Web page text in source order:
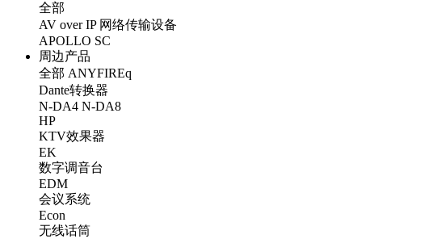
全部
AV over IP 网络传输设备
APOLLO SC
周边产品
全部 ANYFIREq
Dante转换器
N-DA4 N-DA8
HP
KTV效果器
EK
数字调音台
EDM
会议系统
Econ
无线话筒